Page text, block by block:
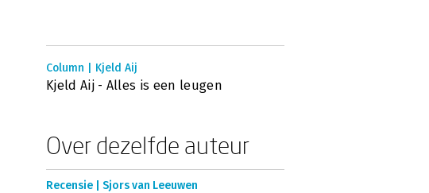
Column | Kjeld Aij
Kjeld Aij - Alles is een leugen
Over dezelfde auteur
Recensie | Sjors van Leeuwen